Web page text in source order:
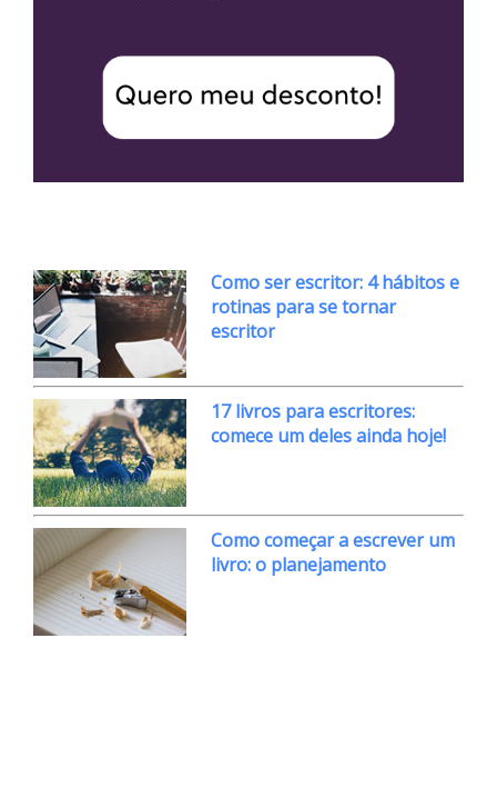
Como ser escritor: 4 hábitos e
rotinas para se tornar
escritor
17 livros para escritores:
comece um deles ainda hoje!
Como começar a escrever um
livro: o planejamento